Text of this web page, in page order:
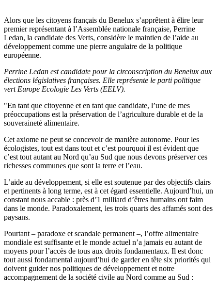
Alors que les citoyens français du Benelux s’apprêtent à élire leur
premier représentant à l’Assemblée nationale française, Perrine
Ledan, la candidate des Verts, considère le maintien de l’aide au
développement comme une pierre angulaire de la politique
européenne.
Perrine Ledan est candidate pour la circonscription du Benelux aux
élections législatives françaises. Elle représente le parti politique
vert Europe Ecologie Les Verts (EELV).
"En tant que citoyenne et en tant que candidate, l’une de mes
préoccupations est la préservation de l’agriculture durable et de la
souveraineté alimentaire.
Cet axiome ne peut se concevoir de manière autonome. Pour les
écologistes, tout est dans tout et c’est pourquoi il est évident que
c’est tout autant au Nord qu’au Sud que nous devons préserver ces
richesses communes que sont la terre et l’eau.
L’aide au développement, si elle est soutenue par des objectifs clairs
et pertinents à long terme, est à cet égard essentielle. Aujourd’hui, un
constant nous accable : près d’1 milliard d’êtres humains ont faim
dans le monde. Paradoxalement, les trois quarts des affamés sont des
paysans.
Pourtant – paradoxe et scandale permanent –, l’offre alimentaire
mondiale est suffisante et le monde actuel n’a jamais eu autant de
moyens pour l’accès de tous aux droits fondamentaux. Il est donc
tout aussi fondamental aujourd’hui de garder en tête six priorités qui
doivent guider nos politiques de développement et notre
accompagnement de la société civile au Nord comme au Sud :